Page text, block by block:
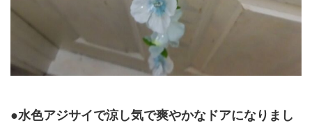
●水色アジサイで涼し気で爽やかなドアになりまし